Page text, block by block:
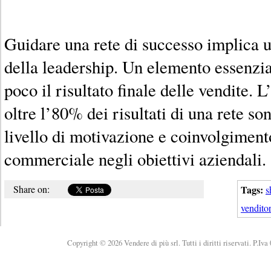
Guidare una rete di successo implica
della leadership. Un elemento
poco il risultato finale delle vendite.
oltre l’80% dei risultati di una rete
livello di motivazione e
commerciale negli obiettivi aziendali.
Tags:
Share on:
Copyright © 2026 Vendere di più srl. Tutti i diritti riservati. P.Iva